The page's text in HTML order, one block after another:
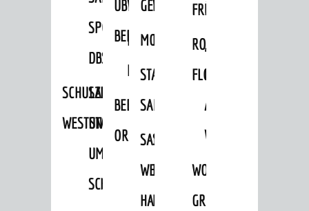
SPORTHALLE
DBS
SCHULZENTRUM
WESTSTADT
SANIERUNG-
UND
UMBAUMASSNAHME S
CHLOSS
ÜBER
BEBAUUNGSPLÄNE
VERFAHREN
BEBAUUNGSPLÄNE
KERNSTADT
BEBAUUNGSPLÄNE
ORTSTEILE
EINZELHANDELSKONZEPT
MOBILFUNKKONZEPT
LÄRMAKTIONSPLAN
STADTERNEUERUNG/-
SANIERUNG
SANIERUNG
WESTLICH
HAUPTBAHNHOF
SANIERUNGSGEBIET
HILDEBRANDSCHE
MÜHLE
FRÜHLING
HERBST
RODENSTEINER
FLOHMARKT
„WOINEM
LIVE“
AM
WINDECKPLATZ
WOCHENMARKT
GROOVE